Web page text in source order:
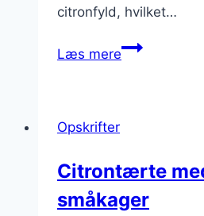
citronfyld, hvilket…
Læs mereCitrontærte
Opskrifter
Citrontærte
småkager